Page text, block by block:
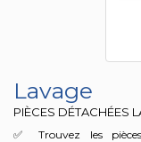
Lavage
PIÈCES DÉTACHÉES
✅ Trouvez les